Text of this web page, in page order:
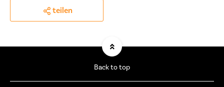
teilen
Back to top